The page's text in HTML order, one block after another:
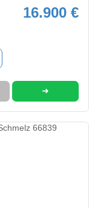
16.900 €
➜